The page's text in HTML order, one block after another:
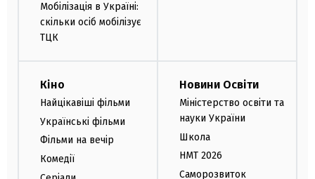
Мобілізація в Україні:
скільки осіб мобілізує
ТЦК
Кіно
Найцікавіші фільми
Українські фільми
Фільми на вечір
Комедії
Новини Освіти
Міністерство освіти та
науки України
Школа
НМТ 2026
Саморозвиток